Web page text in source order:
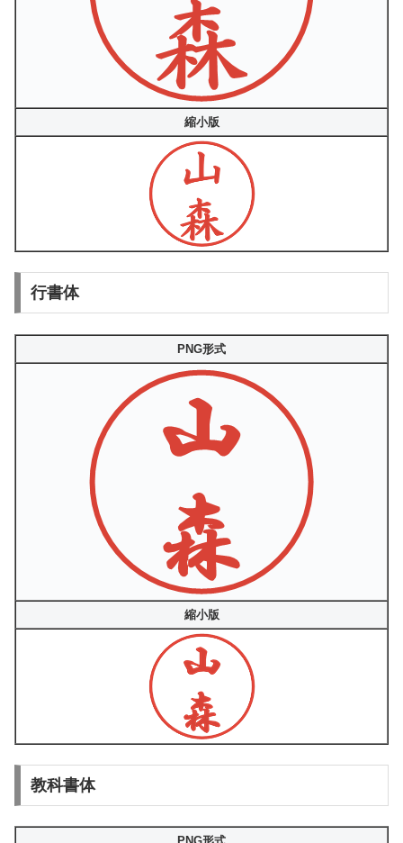
縮小版
行書体
PNG形式
縮小版
教科書体